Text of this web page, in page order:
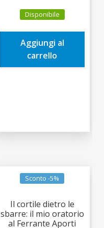
prezzo
originale
era:
9,90€.
è:
Disponibile
Aggiungi al
carrello
Sconto -5%
Il cortile dietro le
sbarre: il mio oratorio
al Ferrante Aporti